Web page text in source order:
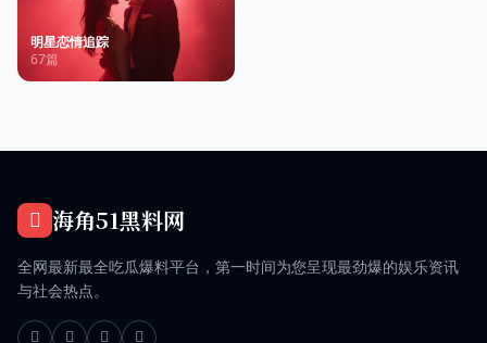
明星恋情追踪
67篇
海角51黑料网
全网最新最全吃瓜爆料平台，第一时间为您呈现最劲爆的娱乐资讯
与社会热点。